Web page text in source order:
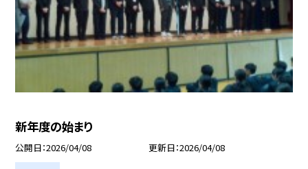
新年度の始まり
公開日 2026/04/08 更新日 2026/04/08